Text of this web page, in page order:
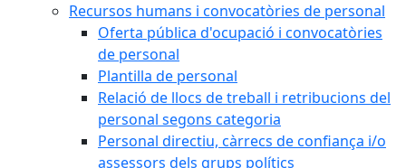
Recursos humans i convocatòries de personal
Oferta pública d'ocupació i convocatòries
de personal
Plantilla de personal
Relació de llocs de treball i retribucions del
personal segons categoria
Personal directiu, càrrecs de confiança i/o
assessors dels grups polítics